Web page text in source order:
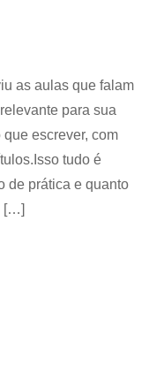
as aulas que falam
para sua
escrever, com
tudo é
de prática e quanto
[…]